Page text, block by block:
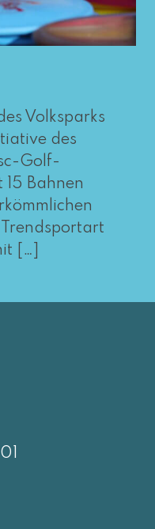
Volksparks
des
Golf-
15 Bahnen
Trendsportart
[…]